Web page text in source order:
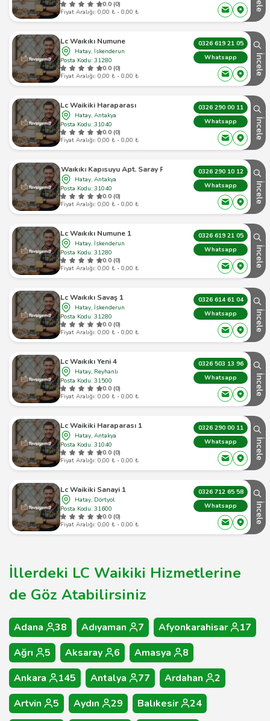
0.0 (0)
Fiyat Aralığı: 0,00 ₺ - 0,00 ₺
Lc Waıkıkı Numune
Hatay, İskenderun
Posta Kodu: 31280
0.0 (0)
Fiyat Aralığı: 0,00 ₺ - 0,00 ₺
0326 619 21 05
Whatsapp
İncele
Lc Waikiki Haraparası
Hatay, Antakya
Posta Kodu: 31040
0.0 (0)
Fiyat Aralığı: 0,00 ₺ - 0,00 ₺
0326 290 00 11
Whatsapp
İncele
Lc Waıkıkı Kapısuyu Apt. Saray Plaza
Hatay, Antakya
Posta Kodu: 31040
0.0 (0)
Fiyat Aralığı: 0,00 ₺ - 0,00 ₺
0326 290 10 12
Whatsapp
İncele
Lc Waıkıkı Numune 1
Hatay, İskenderun
Posta Kodu: 31280
0.0 (0)
Fiyat Aralığı: 0,00 ₺ - 0,00 ₺
0326 619 21 05
Whatsapp
İncele
Lc Waıkıkı Savaş 1
Hatay, İskenderun
Posta Kodu: 31280
0.0 (0)
Fiyat Aralığı: 0,00 ₺ - 0,00 ₺
0326 614 61 04
Whatsapp
İncele
Lc Waıkıkı Yeni 4
Hatay, Reyhanlı
Posta Kodu: 31500
0.0 (0)
Fiyat Aralığı: 0,00 ₺ - 0,00 ₺
0326 503 13 96
Whatsapp
İncele
Lc Waikiki Haraparası 1
Hatay, Antakya
Posta Kodu: 31040
0.0 (0)
Fiyat Aralığı: 0,00 ₺ - 0,00 ₺
0326 290 00 11
Whatsapp
İncele
Lc Waikiki Sanayi 1
Hatay, Dörtyol
Posta Kodu: 31600
0.0 (0)
Fiyat Aralığı: 0,00 ₺ - 0,00 ₺
0326 712 65 58
Whatsapp
İncele
İllerdeki LC Waikiki Hizmetlerine
de Göz Atabilirsiniz
Adana 38 Adıyaman 7 Afyonkarahisar
17
Ağrı
5 Aksaray 6 Amasya
8
Ankara
145 Antalya 77 Ardahan
2
Artvin
5 Aydın 29 Balıkesir
24